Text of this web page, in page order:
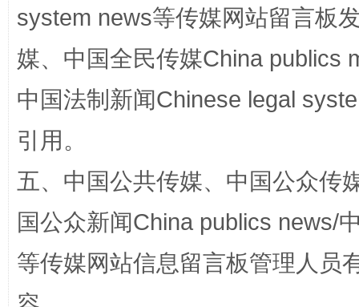
国家大学科技园优化重塑工作
system news等传媒网站留言板
媒、中国全民传媒China publics
中国法制新闻Chinese legal
引用。
五、中国公共传媒、中国公众传
国公众新闻China publics news/
等传媒网站信息留言板管理人员